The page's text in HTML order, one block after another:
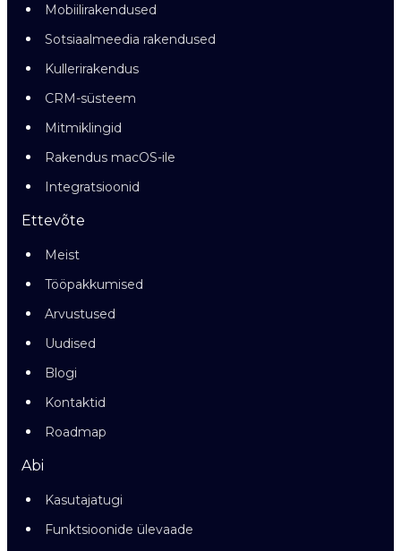
Mobiilirakendused
Sotsiaalmeedia rakendused
Kullerirakendus
CRM-süsteem
Mitmiklingid
Rakendus macOS-ile
Integratsioonid
Ettevõte
Meist
Tööpakkumised
Arvustused
Uudised
Blogi
Kontaktid
Roadmap
Abi
Kasutajatugi
Funktsioonide ülevaade